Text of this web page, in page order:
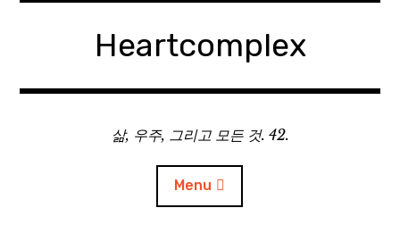
Heartcomplex
삶, 우주, 그리고 모든 것. 42.
Menu